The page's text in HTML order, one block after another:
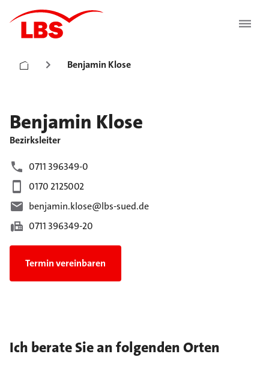
Benjamin Klose
Benjamin Klose
Bezirksleiter
0711 396349-0
0170 2125002
benjamin.klose@lbs-sued.de
0711 396349-20
Termin vereinbaren
Ich berate Sie an folgenden Orten